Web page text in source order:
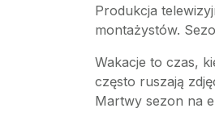
Produkcja
montażystów.
Wakacje to czas,
często ruszają
Martwy sezon na